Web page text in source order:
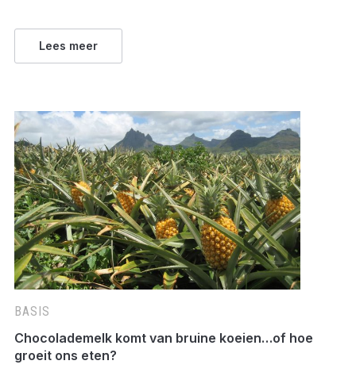
Lees meer
BASIS
Chocolademelk komt van bruine koeien…of hoe
groeit ons eten?